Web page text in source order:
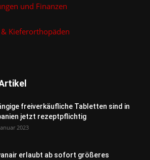
und Finanzen
Kieferorthopäden
freiverkäufliche Tabletten sind in
jetzt rezeptpflichtig
2023
erlaubt ab sofort größeres